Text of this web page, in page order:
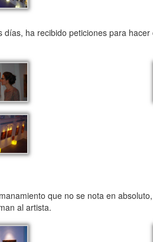
ha recibido peticiones para
que no se nota en
al artista.